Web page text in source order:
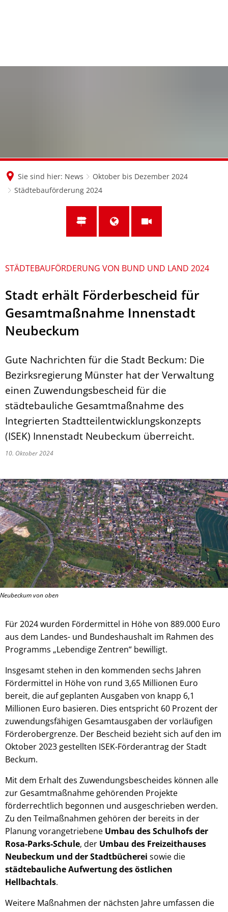
de
Sie sind hier: News
Oktober bis Dezember 2024
Städtebauförderung 2024
STÄDTEBAUFÖRDERUNG VON BUND UND LAND 2024
Stadt erhält Förderbescheid für
Gesamtmaßnahme Innenstadt
Neubeckum
Gute Nachrichten für die Stadt Beckum: Die
Bezirksregierung Münster hat der Verwaltung
einen Zuwendungsbescheid für die
städtebauliche Gesamtmaßnahme des
Integrierten Stadtteilentwicklungskonzepts
(ISEK) Innenstadt Neubeckum überreicht.
10. Oktober 2024
Neubeckum von oben
Für 2024 wurden Fördermittel in Höhe von 889.000 Euro
aus dem Landes- und Bundeshaushalt im Rahmen des
Programms „Lebendige Zentren“ bewilligt.
Insgesamt stehen in den kommenden sechs Jahren
Fördermittel in Höhe von rund 3,65 Millionen Euro
bereit, die auf geplanten Ausgaben von knapp 6,1
Millionen Euro basieren. Dies entspricht 60 Prozent der
zuwendungsfähigen Gesamtausgaben der vorläufigen
Förderobergrenze. Der Bescheid bezieht sich auf den im
Oktober 2023 gestellten ISEK-Förderantrag der Stadt
Beckum.
Mit dem Erhalt des Zuwendungsbescheides können alle
zur Gesamtmaßnahme gehörenden Projekte
förderrechtlich begonnen und ausgeschrieben werden.
Zu den Teilmaßnahmen gehören der bereits in der
Planung vorangetriebene Umbau des Schulhofs der
Rosa-Parks-Schule, der Umbau des Freizeithauses
Neubeckum und der Stadtbücherei sowie die
städtebauliche Aufwertung des östlichen
Hellbachtals.
Weitere Maßnahmen der nächsten Jahre umfassen die